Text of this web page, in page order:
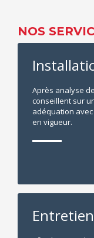
NOS
Après analyse
conseillent sur
adéquation
en vigueur.